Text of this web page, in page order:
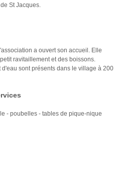
St Jacques.
a ouvert son accueil. Elle
ravitaillement et des boissons.
d'eau sont présents dans le village à 200
- poubelles - tables de pique-nique